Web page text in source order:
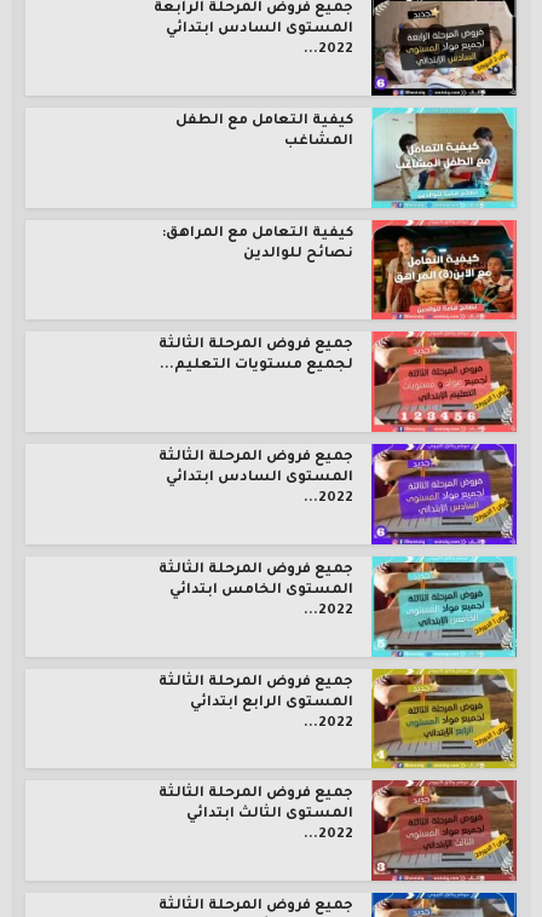
جميع فروض المرحلة الرابعة
المستوى السادس ابتدائي
2022...
كيفية التعامل مع الطفل
المشاغب
كيفية التعامل مع المراهق:
نصائح للوالدين
جميع فروض المرحلة الثالثة
لجميع مستويات التعليم...
جميع فروض المرحلة الثالثة
المستوى السادس ابتدائي
2022...
جميع فروض المرحلة الثالثة
المستوى الخامس ابتدائي
2022...
جميع فروض المرحلة الثالثة
المستوى الرابع ابتدائي
2022...
جميع فروض المرحلة الثالثة
المستوى الثالث ابتدائي
2022...
جميع فروض المرحلة الثالثة